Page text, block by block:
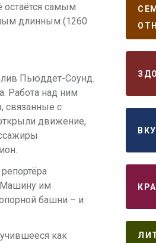
остаётся самым
длинным (1260
Пьюддет-Соунд.
Работа над ним
связанные с
движение,
Машину им
башни – и
как